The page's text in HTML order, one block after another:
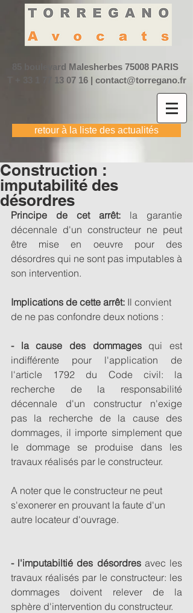
85 boulevard Malesherbes 75008 PARIS
33 1 77 13 07 16| contact@torregano.fr
retour à la liste des actualités
Construction :
imputabilité des
désordres
Principe de cet arrêt: la garantie
décennale d'un constructeur ne peut
être mise en oeuvre pour des
désordres qui ne sont pas imputables à
son intervention.
Implications de cette arrêt: Il convient
de ne pas confondre deux notions :
- la cause des dommages qui est
indifférente pour l'application de
l'article 1792 du Code civil: la
recherche de la responsabilité
décennale d'un constructur n'exige
pas la recherche de la cause des
dommages, il importe simplement que
le dommage se produise dans les
travaux réalisés par le constructeur.
A noter que le constructeur ne peut
s'exonerer en prouvant la faute d'un
autre locateur d'ouvrage.
- l'imputabiltié des désordres avec les
travaux réalisés par le constructeur: les
dommages doivent relever de la
sphère d'intervention du constructeur.